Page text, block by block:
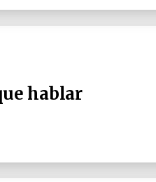
hablar